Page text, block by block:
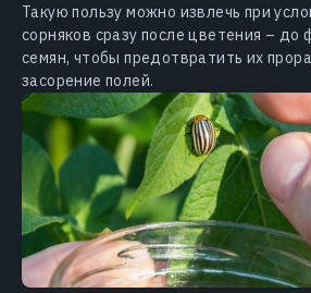
Такую пользу можно извлечь при
сорняков сразу после цветения – до
семян, чтобы предотвратить их
засорение полей.